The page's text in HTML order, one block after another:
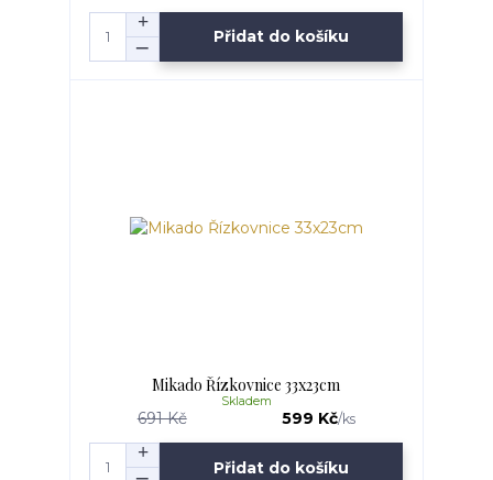
Přidat do košíku
Mikado Řízkovnice 33x23cm
691 Kč 599 Kč/ks
Skladem
Přidat do košíku